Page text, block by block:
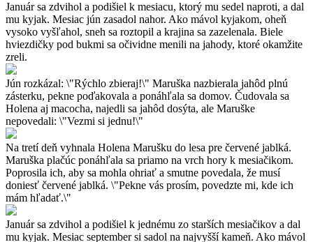
Január sa zdvihol a podišiel k mesiacu, ktorý mu sedel naproti, a dal
mu kyjak. Mesiac jún zasadol nahor. Ako mávol kyjakom, oheň
vysoko vyšľahol, sneh sa roztopil a krajina sa zazelenala. Biele
hviezdičky pod bukmi sa očividne menili na jahody, ktoré okamžite
zreli.
Jún rozkázal: \"Rýchlo zbieraj!\" Maruška nazbierala jahôd plnú
zásterku, pekne poďakovala a ponáhľala sa domov. Čudovala sa
Holena aj macocha, najedli sa jahôd dosýta, ale Maruške
nepovedali: \"Vezmi si jednu!\"
Na tretí deň vyhnala Holena Marušku do lesa pre červené jablká.
Maruška plačúc ponáhľala sa priamo na vrch hory k mesiačikom.
Poprosila ich, aby sa mohla ohriať a smutne povedala, že musí
doniesť červené jablká. \"Pekne vás prosím, povedzte mi, kde ich
mám hľadať.\"
Január sa zdvihol a podišiel k jednému zo starších mesiačikov a dal
mu kyjak. Mesiac september si sadol na najvyšší kameň. Ako mávol